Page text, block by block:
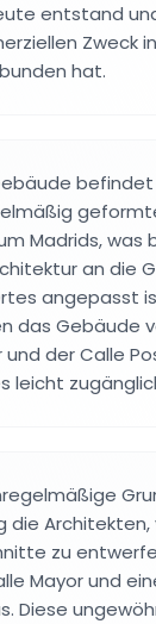
entstand
Zweck
hat.
Madrids, was
an die
angepasst
das Gebäude
und der Calle
leicht
die
zu
Mayor und
Diese